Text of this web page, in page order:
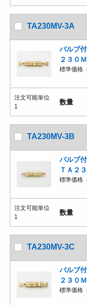
TA230MV-3A
バルブ
２３０
標準価格
注文可能単位
1
数量
TA230MV-3B
バルブ
ＴＡ２
標準価格
注文可能単位
1
数量
TA230MV-3C
バルブ
２３０
標準価格